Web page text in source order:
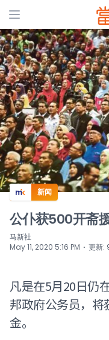
新闻
公仆获500开斋
马新社
May 11, 2020 5:16 PM ⋅ 更新:
凡是在5月20日仍
邦政府公务员，将
金。